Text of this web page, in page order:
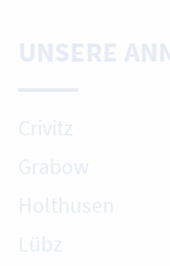
UNSERE
Crivitz
Grabow
Holthusen
Lübz